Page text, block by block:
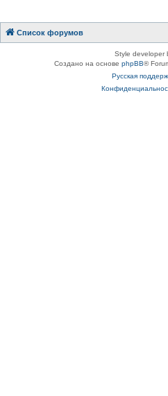
Список форумов
Style developer
Создано на основе phpBB®
Русская